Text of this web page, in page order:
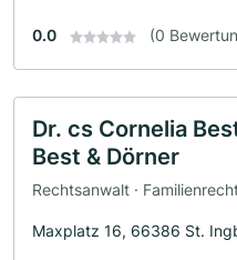
0.0 (0
Dr. cs Cornelia
Best & Dörner
Rechtsanwalt ·
Maxplatz 16, 66386 St.